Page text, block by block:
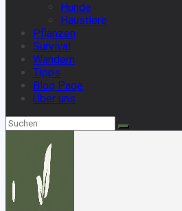
Hunde
Haustiere
Pflanzen
Survival
Wandern
Tipps
Blog Page
Über uns